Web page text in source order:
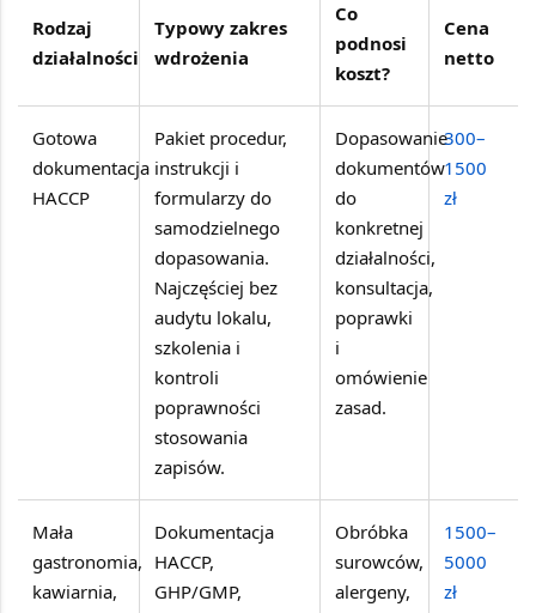
Rodzaj
działalności
Typowy zakres
wdrożenia
Co
podnosi
koszt?
Cena
netto
Gotowa
dokumentacja
HACCP
Pakiet procedur,
instrukcji i
formularzy do
samodzielnego
dopasowania.
Najczęściej bez
audytu lokalu,
szkolenia i
kontroli
poprawności
stosowania
zapisów.
Dopasowanie
dokumentów
do
konkretnej
działalności,
konsultacja,
poprawki
i
omówienie
zasad.
300–
1500
zł
Mała
gastronomia,
kawiarnia,
Dokumentacja
HACCP,
GHP/GMP,
Obróbka
surowców,
alergeny,
1500–
5000
zł